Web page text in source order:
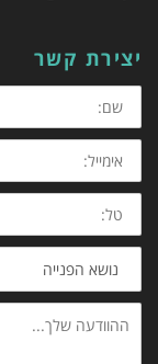
יצירת קשר